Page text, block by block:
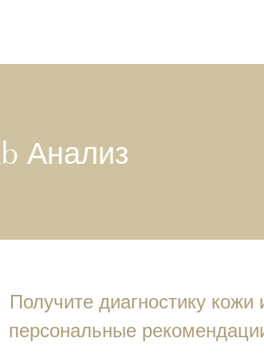
Анализ
Получите диагностику кожи
персональные